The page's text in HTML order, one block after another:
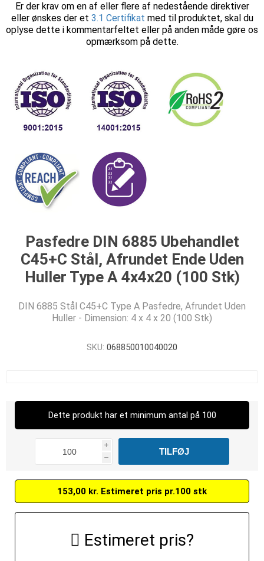
Er der krav om en af eller flere af nedestående direktiver
eller ønskes der et 3.1 Certifikat med til produktet, skal du
oplyse dette i kommentarfeltet eller på anden måde gøre os
opmærksom på dette.
Pasfedre DIN 6885 Ubehandlet
C45+C Stål, Afrundet Ende Uden
Huller Type A 4x4x20 (100 Stk)
DIN 6885 Stål C45+C Type A Pasfedre, Afrundet Uden
Huller - Dimension: 4 x 4 x 20 (100 Stk)
SKU: 068850010040020
Dette produkt har et minimum antal på 100
i
h
153,00 kr. Estimeret pris pr.100 stk
Estimeret pris?